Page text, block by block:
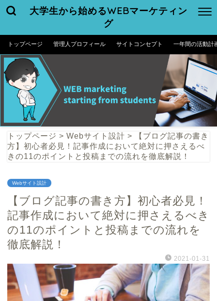
大学生から始めるWEBマーケティン
グ
トップページ 管理人プロフィール サイトコンセプト 一年間の活動計
トップページ > Webサイト設計 >
【ブログ記事の書き
方】初心者必見！記事作成において絶対に押さえるべ
きの11のポイントと投稿までの流れを徹底解説！
Webサイト設計
【ブログ記事の書き方】初心者必見！
記事作成において絶対に押さえるべき
の11のポイントと投稿までの流れを
徹底解説！
2021-01-31